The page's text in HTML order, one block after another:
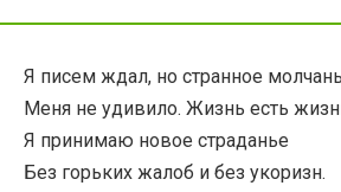
Я писем ждал, но странное
Меня не удивило. Жизнь есть
Я принимаю новое страданье
Без горьких жалоб и без укоризн.